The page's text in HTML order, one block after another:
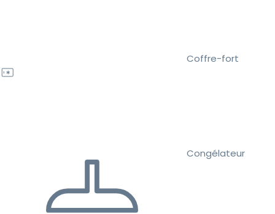
Coffre-fort
Congélateur